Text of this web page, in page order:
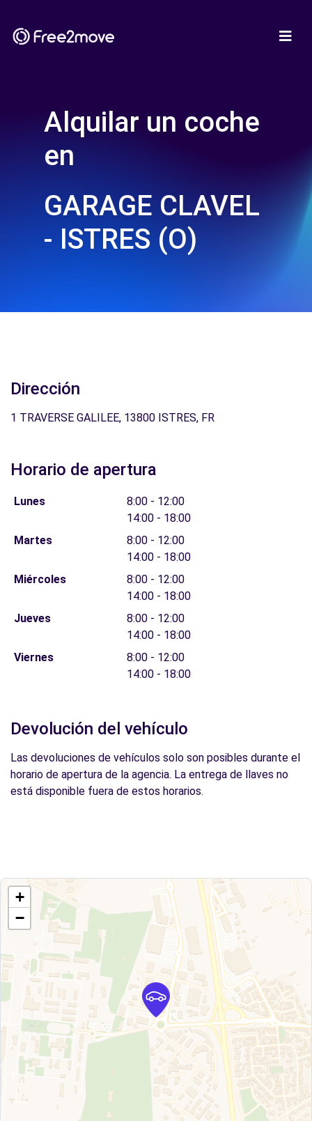
Alquilar un coche
en
GARAGE CLAVEL
- ISTRES (O)
Dirección
1 TRAVERSE GALILEE, 13800 ISTRES, FR
Horario de apertura
Lunes
8:00 - 12:00
14:00 - 18:00
Martes
8:00 - 12:00
14:00 - 18:00
Miércoles
8:00 - 12:00
14:00 - 18:00
Jueves
8:00 - 12:00
14:00 - 18:00
Viernes
8:00 - 12:00
14:00 - 18:00
Devolución del vehículo
Las devoluciones de vehículos solo son posibles durante el
horario de apertura de la agencia. La entrega de llaves no
está disponible fuera de estos horarios.
+
−